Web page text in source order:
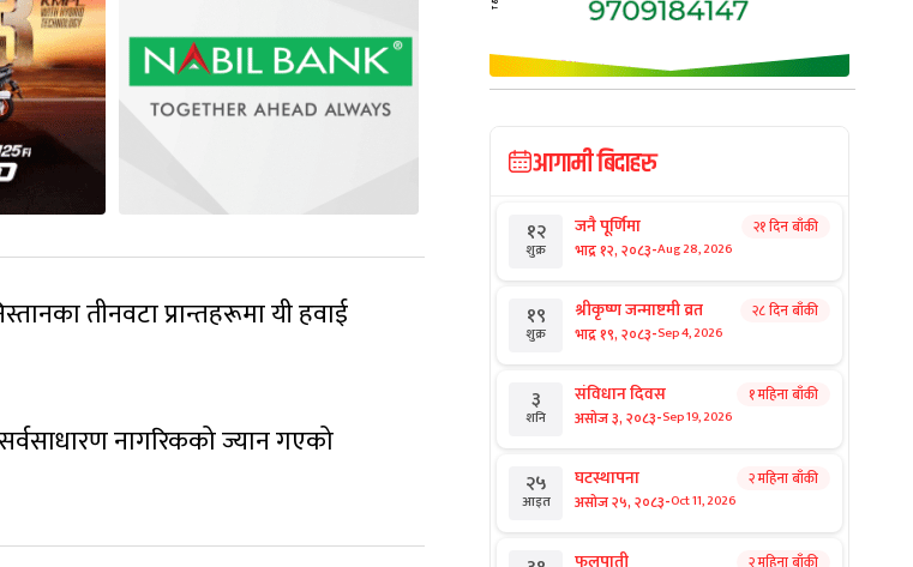
तीनवटा प्रान्तहरूमा यी हवाई
नागरिकको ज्यान गएको
आगामी बिदाहरु
१२
शुक्र
जनै पूर्णिमा
भाद्र १२, २०८३-Aug 28, 2026
२१ दिन बाँकी
१९
शुक्र
श्रीकृष्ण जन्माष्टमी व्रत
भाद्र १९, २०८३-Sep 4, 2026
२८ दिन बाँकी
३
शनि
संविधान दिवस
असोज ३, २०८३-Sep 19, 2026
१ महिना बाँकी
२५
आइत
घटस्थापना
असोज २५, २०८३-Oct 11, 2026
२ महिना बाँकी